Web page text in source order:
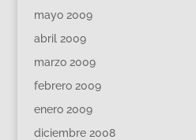
mayo 2009
abril 2009
marzo 2009
febrero 2009
enero 2009
diciembre 2008